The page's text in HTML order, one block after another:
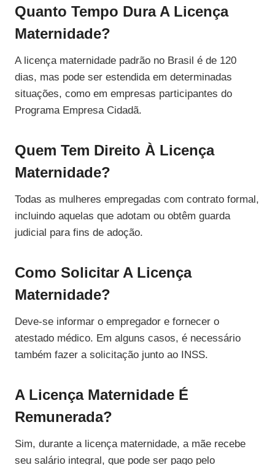
Quanto Tempo Dura A Licença
Maternidade?
A licença maternidade padrão no Brasil é de 120
dias, mas pode ser estendida em determinadas
situações, como em empresas participantes do
Programa Empresa Cidadã.
Quem Tem Direito À Licença
Maternidade?
Todas as mulheres empregadas com contrato formal,
incluindo aquelas que adotam ou obtêm guarda
judicial para fins de adoção.
Como Solicitar A Licença
Maternidade?
Deve-se informar o empregador e fornecer o
atestado médico. Em alguns casos, é necessário
também fazer a solicitação junto ao INSS.
A Licença Maternidade É
Remunerada?
Sim, durante a licença maternidade, a mãe recebe
seu salário integral, que pode ser pago pelo